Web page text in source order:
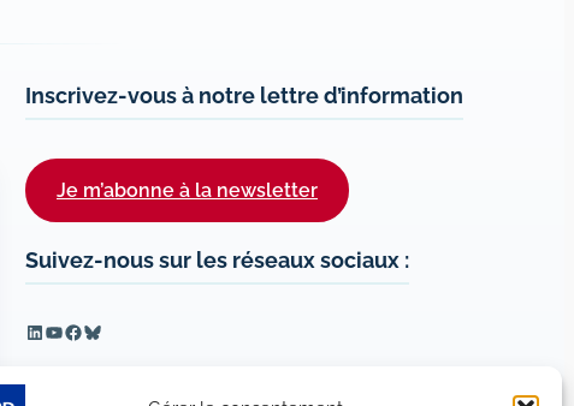
Inscrivez-vous à notre lettre d’information
Je m’abonne à la newsletter
Suivez-nous sur les réseaux sociaux :
LinkedIn
YouTube
Facebook
Bluesky